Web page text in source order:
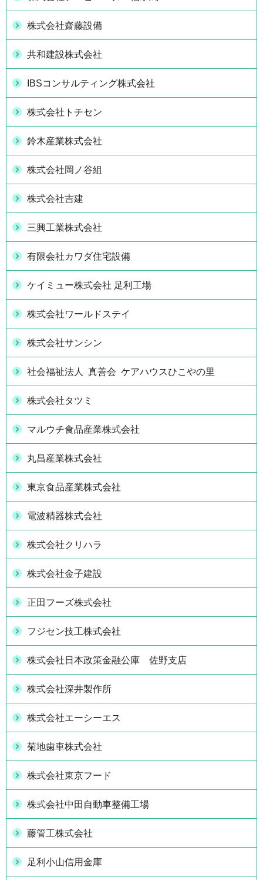
株式会社齋藤設備
共和建設株式会社
IBSコンサルティング株式会社
株式会社トチセン
鈴木産業株式会社
株式会社岡ノ谷組
株式会社吉建
三興工業株式会社
有限会社カワダ住宅設備
ケイミュー株式会社 足利工場
株式会社ワールドステイ
株式会社サンシン
社会福祉法人 真善会 ケアハウスひこやの里
株式会社タツミ
マルウチ食品産業株式会社
丸昌産業株式会社
東京食品産業株式会社
電波精器株式会社
株式会社クリハラ
株式会社金子建設
正田フーズ株式会社
フジセン技工株式会社
株式会社日本政策金融公庫 佐野支店
株式会社深井製作所
株式会社エーシーエス
菊地歯車株式会社
株式会社東京フード
株式会社中田自動車整備工場
藤管工株式会社
足利小山信用金庫